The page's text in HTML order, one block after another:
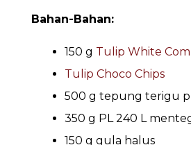
Bahan-Bahan:
150 g Tulip White
Tulip Choco Chips
500 g tepung terigu
350 g PL 240 L
150 g gula halus